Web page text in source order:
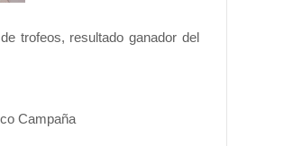
trofeos, resultado ganador del
Campaña